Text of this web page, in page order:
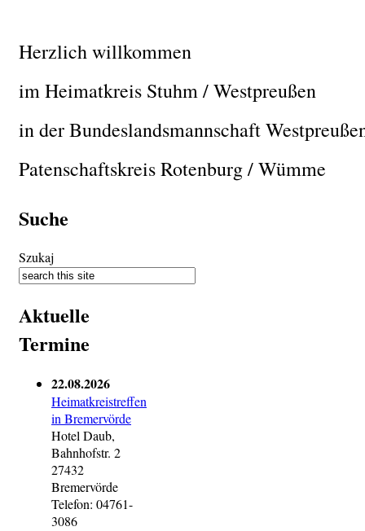
Herzlich willkommen
im Heimatkreis Stuhm / Westpreußen
in der Bundeslandsmannschaft
Patenschaftskreis Rotenburg / Wümme
Suche
Szukaj
Aktuelle
Termine
22.08.2026
Heimatkreistreffen
in Bremervörde
Hotel Daub,
Bahnhofstr. 2
27432
Bremervörde
Telefon: 04761-
3086